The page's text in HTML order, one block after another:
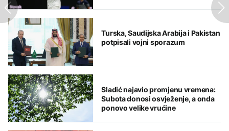
Turska, Saudijska Arabija i Pakistan
potpisali vojni sporazum
Sladić najavio promjenu vremena:
Subota donosi osvježenje, a onda
ponovo velike vrućine